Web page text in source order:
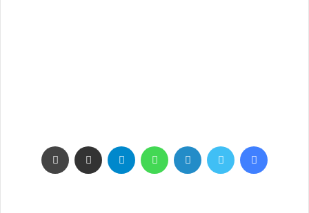
فيسبوك تويتر لينكدإن واتساب تيلقرام مشاركة عبر البريد